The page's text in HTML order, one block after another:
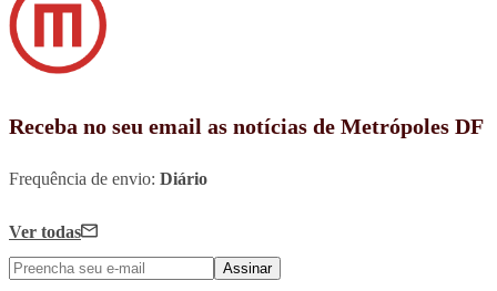
Receba no seu email as notícias de Metrópoles DF
Frequência de envio: Diário
Ver todas
Assinar